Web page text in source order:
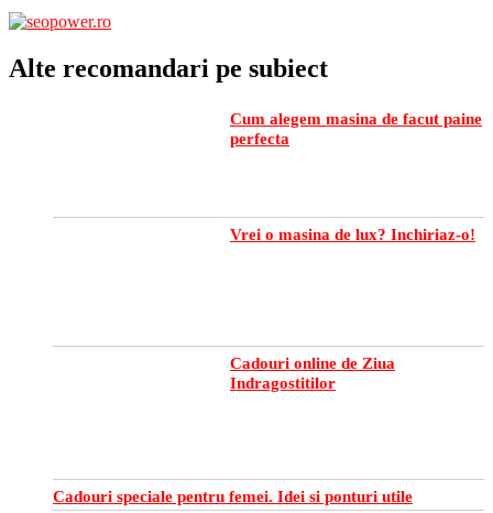
Alte recomandari pe subiect
Cum alegem masina de facut paine
perfecta
Vrei o masina de lux? Inchiriaz-o!
Cadouri online de Ziua
Indragostitilor
Cadouri speciale pentru femei. Idei si ponturi utile